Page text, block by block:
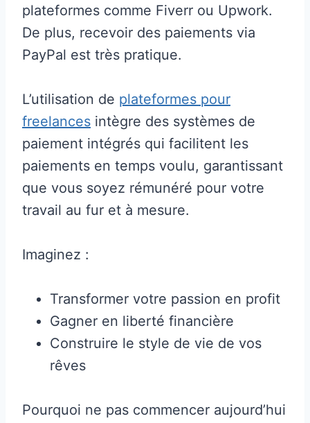
plateformes comme Fiverr ou Upwork.
De plus, recevoir des paiements via
PayPal est très pratique.
L’utilisation de plateformes pour
freelances intègre des systèmes de
paiement intégrés qui facilitent les
paiements en temps voulu, garantissant
que vous soyez rémunéré pour votre
travail au fur et à mesure.
Imaginez :
Transformer votre passion en profit
Gagner en liberté financière
Construire le style de vie de vos
rêves
Pourquoi ne pas commencer aujourd’hui